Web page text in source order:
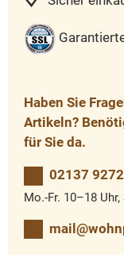
Haben Sie
Artikeln?
für Sie da.
02137
Mo.-Fr. 10–18